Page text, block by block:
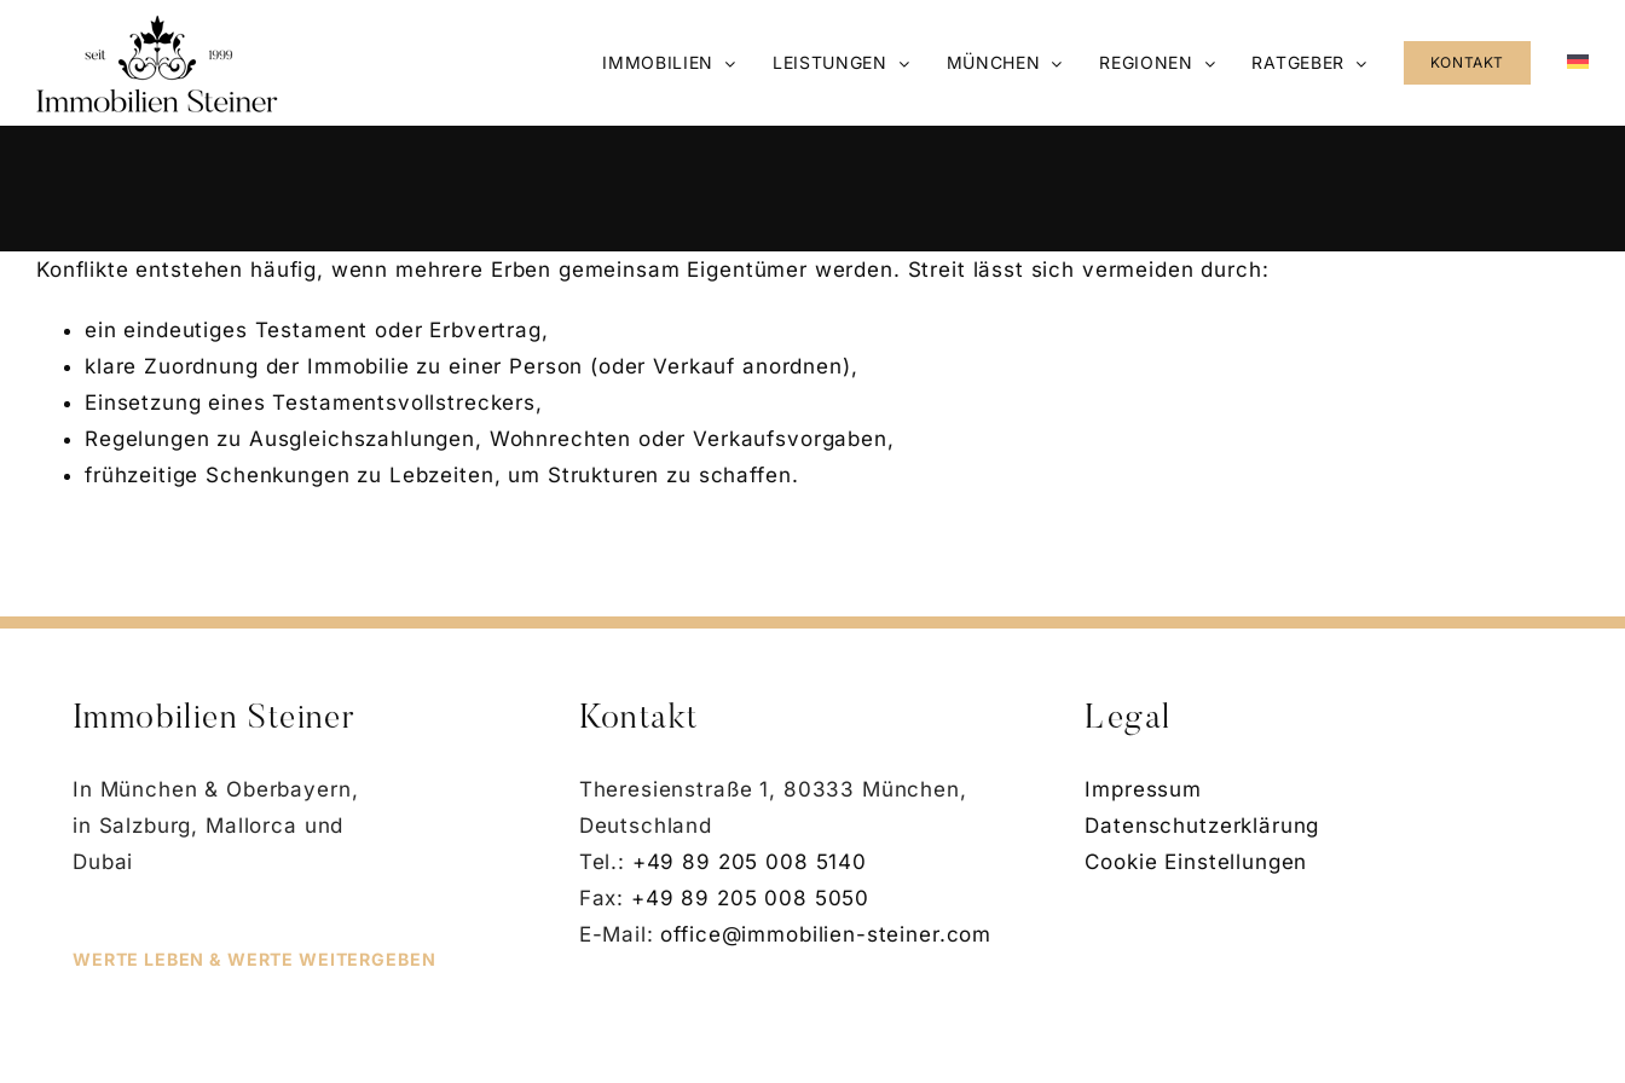
content
IMMOBILIEN LEISTUNGEN MÜNCHEN REGIONEN RATGEBER KONTAKT
Konflikte entstehen häufig, wenn mehrere Erben gemeinsam Eigentümer werden. Streit lässt sich vermeiden durch:
ein eindeutiges Testament oder Erbvertrag,
klare Zuordnung der Immobilie zu einer Person (oder Verkauf anordnen),
Einsetzung eines Testamentsvollstreckers,
Regelungen zu Ausgleichszahlungen, Wohnrechten oder Verkaufsvorgaben,
frühzeitige Schenkungen zu Lebzeiten, um Strukturen zu schaffen.
Immobilien Steiner
In München & Oberbayern,
in Salzburg, Mallorca und
Dubai
WERTE LEBEN & WERTE WEITERGEBEN
Kontakt
Theresienstraße 1, 80333 München,
Deutschland
Tel.: +49 89 205 008 5140
Fax: +49 89 205 008 5050
E-Mail:office@immobilien-steiner.com
Legal
Impressum
Datenschutzerklärung
Cookie Einstellungen